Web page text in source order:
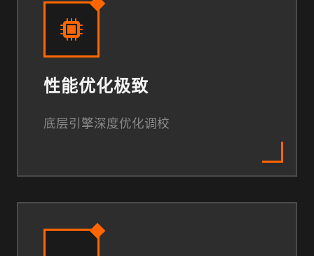
性能优化极致
底层引擎深度优化调校